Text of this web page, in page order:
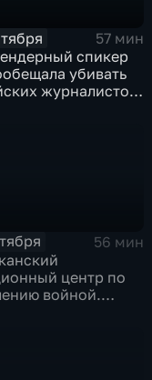
57 мин
спикер
убивать
журналистов.
56 мин
центр по
войной.